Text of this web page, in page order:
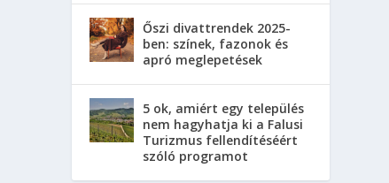
Őszi divattrendek 2025-
ben: színek, fazonok és
apró meglepetések
5 ok, amiért egy település
nem hagyhatja ki a Falusi
Turizmus fellendítéséért
szóló programot